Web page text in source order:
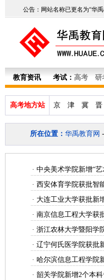
公告：网站名称已更名为“华
教育资讯 考试： 高考 研
高考地方站 京 津 冀 晋
所在位置： 华禹教育网
· 中央美术学院新增“
· 西安体育学院获批智
· 大连工业大学获批新
· 南京信息工程大学获
· 浙江农林大学暨阳学
· 辽宁何氏医学院获批
· 哈尔滨信息工程学院
· 韶关学院新增2个本